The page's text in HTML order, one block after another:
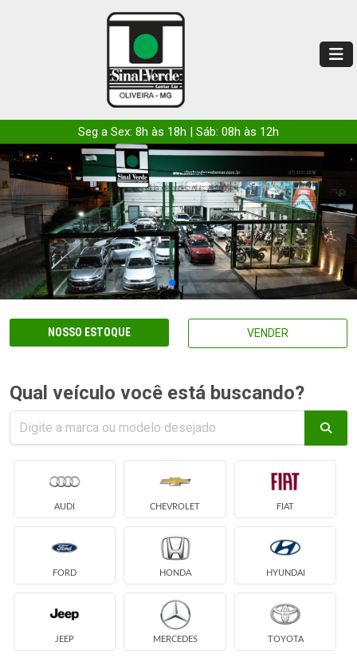
Seg a Sex: 8h às 18h | Sáb: 08h às 12h
NOSSO ESTOQUE VENDER
Qual veículo você está buscando?
AUDI CHEVROLET FIAT
FORD HONDA HYUNDAI
JEEP MERCEDES TOYOTA